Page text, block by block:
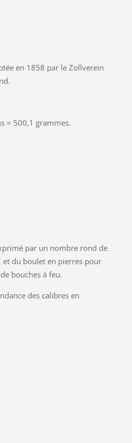
en 1858 par le Zollverein
= 500,1 grammes.
par un nombre rond de
du boulet en pierres pour
bouches à feu.
des calibres en